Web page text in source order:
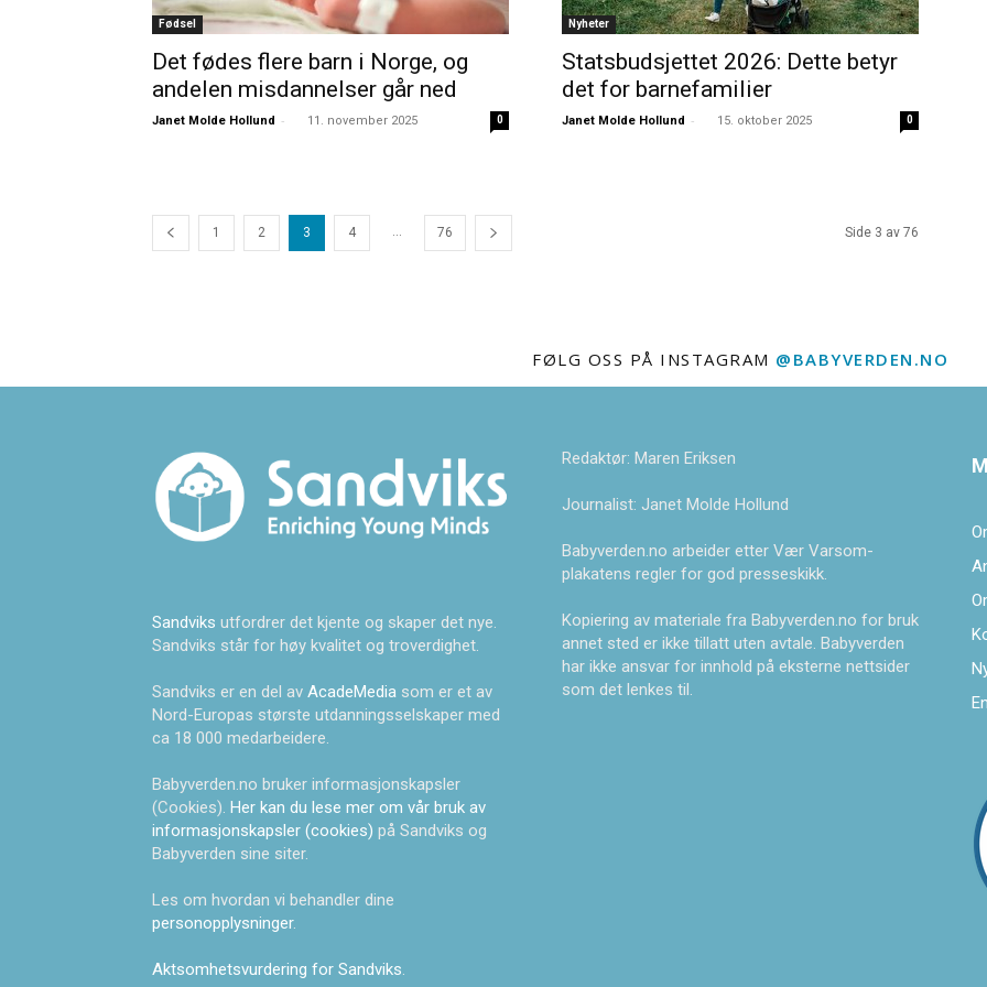
Fødsel
Det fødes flere barn i Norge, og
andelen misdannelser går ned
Janet Molde Hollund - 11. november 2025 0
Nyheter
Statsbudsjettet 2026: Dette betyr
det for barnefamilier
Janet Molde Hollund - 15. oktober 2025 0
1 2 3 4 ... 76 Side 3 av 76
FØLG OSS PÅ INSTAGRAM @BABYVERDEN.NO
Sandviks utfordrer det kjente og skaper det nye.
Sandviks står for høy kvalitet og troverdighet.
Sandviks er en del av AcadeMedia som er et av
Nord-Europas største utdanningsselskaper med
ca 18 000 medarbeidere.
Babyverden.no bruker informasjonskapsler
(Cookies). Her kan du lese mer om vår bruk av
informasjonskapsler (cookies) på Sandviks og
Babyverden sine siter.
Les om hvordan vi behandler dine
personopplysninger.
Aktsomhetsvurdering for Sandviks.
Redaktør: Maren Eriksen
Journalist: Janet Molde Hollund
Babyverden.no arbeider etter Vær Varsom-
plakatens regler for god presseskikk.
Kopiering av materiale fra Babyverden.no for bruk
annet sted er ikke tillatt uten avtale. Babyverden
har ikke ansvar for innhold på eksterne nettsider
som det lenkes til.